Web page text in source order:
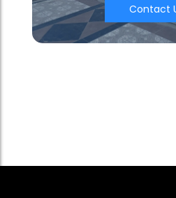
Contact